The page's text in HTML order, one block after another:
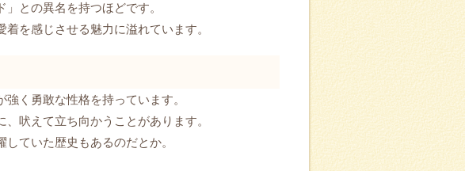
との異名を持つほどです。
を感じさせる魅力に溢れています。
く勇敢な性格を持っています。
吠えて立ち向かうことがあります。
ていた歴史もあるのだとか。